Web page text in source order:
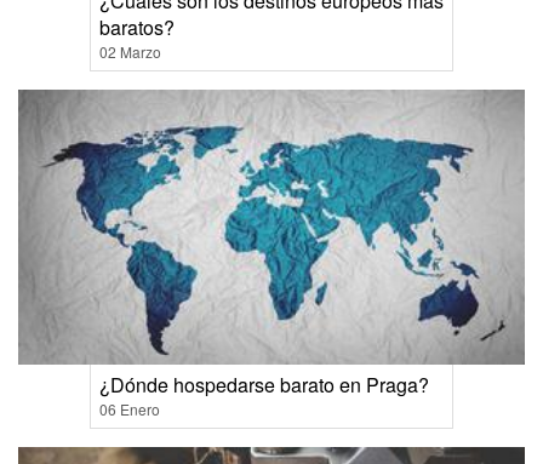
baratos?
02 Marzo
¿Dónde hospedarse barato en Praga?
06 Enero